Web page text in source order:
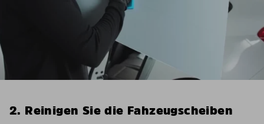
2. Reinigen Sie die Fahzeugscheiben